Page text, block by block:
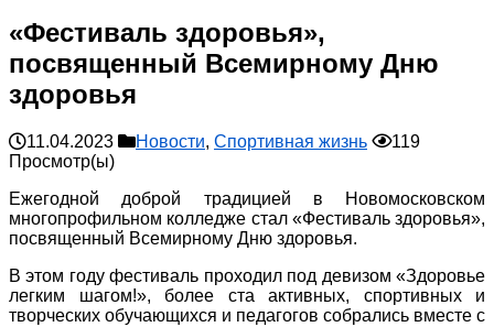
«Фестиваль здоровья»,
посвященный Всемирному Дню
здоровья
11.04.2023 Новости, Спортивная жизнь
119
Просмотр(ы)
Ежегодной доброй традицией в Новомосковском
многопрофильном колледже стал «Фестиваль здоровья»,
посвященный Всемирному Дню здоровья.
В этом году фестиваль проходил под девизом «Здоровье
легким шагом!», более ста активных, спортивных и
творческих обучающихся и педагогов собрались вместе с